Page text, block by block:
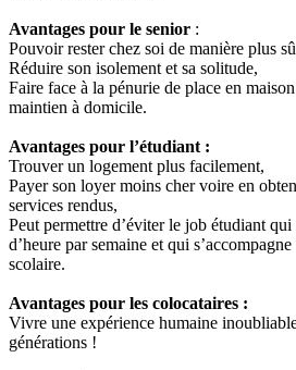
Avantages pour le senior :
Pouvoir rester chez soi de manière plus
Réduire son isolement et sa solitude,
Faire face à la pénurie de place en
maintien à domicile.
Avantages pour l’étudiant :
Trouver un logement plus facilement,
Payer son loyer moins cher voire en
services rendus,
Peut permettre d’éviter le job étudiant
d’heure par semaine et qui
scolaire.
Avantages pour les colocataires :
Vivre une expérience humaine
générations !